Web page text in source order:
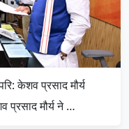
केशव प्रसाद मौर्य
मौर्य ने …